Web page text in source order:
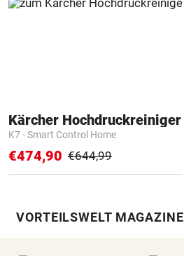
Kärcher Hochdruckreiniger
K7 - Smart Control Home
€474,90 €644,99
VORTEILSWELT MAGAZINE